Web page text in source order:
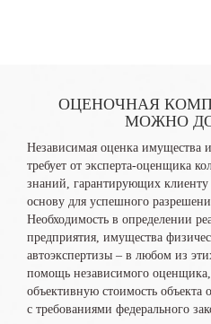
ОЦЕНОЧНАЯ
МОЖНО
Независимая оценка имущества
требует от эксперта-оценщика
знаний, гарантирующих
основу для успешного
Необходимость в определении
предприятия, имущества
автоэкспертизы – в любом из
помощь независимого
объективную стоимость объекта
с требованиями федерального